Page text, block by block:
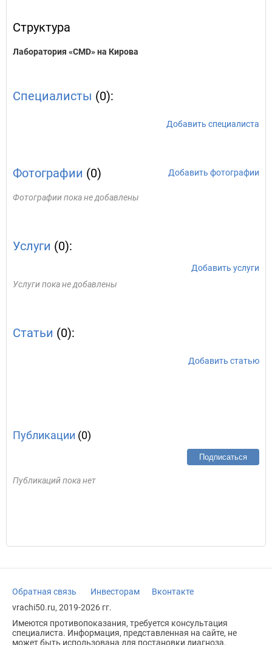
Структура
Лаборатория «CMD» на Кирова
Специалисты (0):
Добавить специалиста
Фотографии (0) Добавить фотографии
Фотографии пока не добавлены
Услуги (0):
Добавить услуги
Услуги пока не добавлены
Статьи (0):
Добавить статью
Публикации (0)
Подписаться
Публикаций пока нет
Обратная связь Инвесторам
Вконтакте
vrachi50.ru, 2019-2026 гг.
Имеются противопоказания, требуется консультация
специалиста. Информация, представленная на сайте, не
может быть использована для постановки диагноза,